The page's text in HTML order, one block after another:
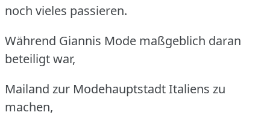
noch vieles passieren.
Während Giannis Mode maßgeblich daran
beteiligt war,
Mailand zur Modehauptstadt Italiens zu
machen,